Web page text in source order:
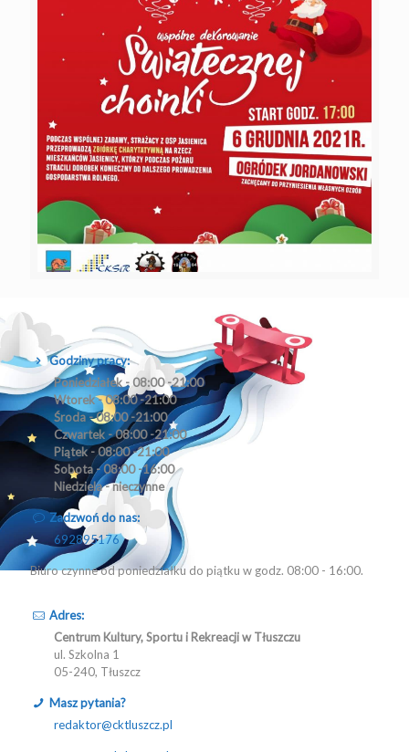
Godziny pracy:
Poniedziałek - 08:00 -21:00
Wtorek - 08:00 -21:00
Środa - 08:00 -21:00
Czwartek - 08:00 -21:00
Piątek - 08:00 -21:00
Sobota - 08:00 -16:00
Niedziela - nieczynne
Zadzwoń do nas:
692895176
Biuro czynne od poniedziałku do piątku w godz. 08:00 - 16:00.
Adres:
Centrum Kultury, Sportu i Rekreacji w Tłuszczu
ul. Szkolna 1
05-240, Tłuszcz
Masz pytania?
redaktor@cktluszcz.pl